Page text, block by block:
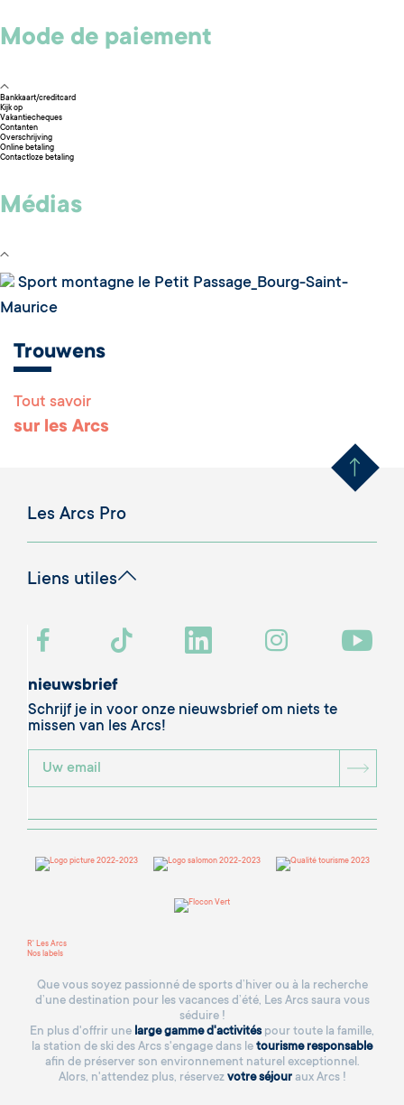
Mode de paiement
Bankkaart/creditcard
Kijk op
Vakantiecheques
Contanten
Overschrijving
Online betaling
Contactloze betaling
Médias
Sport montagne le Petit Passage_Bourg-Saint-
Maurice
Trouwens
Tout savoir
sur les Arcs Remonter
Les Arcs Pro
Liens utiles
nieuwsbrief
Schrijf je in voor onze nieuwsbrief om niets te
missen van les Arcs!
R' Les Arcs
Nos labels
Que vous soyez passionné de sports d’hiver ou à la recherche
d’une destination pour les vacances d’été, Les Arcs saura vous
séduire !
En plus d'offrir une large gamme d'activitéspour toute la famille,
la station de ski des Arcs s'engage dans le tourisme responsable
afin de préserver son environnement naturel exceptionnel.
Alors, n'attendez plus, réservez votre séjouraux Arcs !